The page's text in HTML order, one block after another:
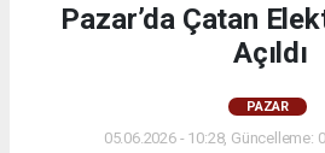
Pazar’da Çatan
Açıldı
PAZAR
05.06.2026 - 10:28, Güncelleme: